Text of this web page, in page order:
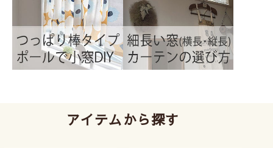
アイテムから探す